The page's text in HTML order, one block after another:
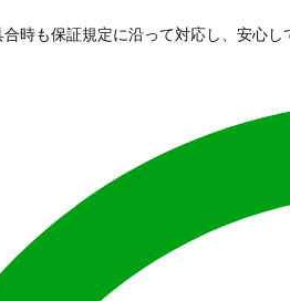
時も保証規定に沿って対応し、安心